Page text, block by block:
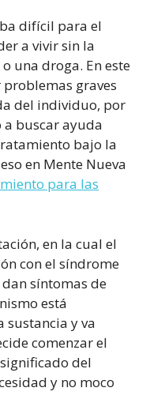
difícil para el
a vivir sin la
una droga. En este
problemas graves
del individuo, por
a buscar ayuda
bajo la
en Mente Nueva
para las
en la cual el
con el síndrome
síntomas de
está
sustancia y va
comenzar el
del
y no moco